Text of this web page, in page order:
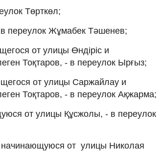
Төрткөл;
переулок Жұмабек Тәшенев;
от улицы Өндіріс и
Тоқтаров, - в переулок Ырғыз;
от улицы Саржайлау и
Тоқтаров, - в переулок Ақжарма;
от улицы Құсжолы, - в переулок
от улицы Николая